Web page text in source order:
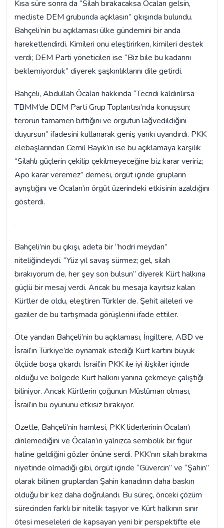
Kısa süre sonra da “Silah bırakacaksa Öcalan gelsin,
mecliste DEM grubunda açıklasın” çıkışında bulundu.
Bahçeli’nin bu açıklaması ülke gündemini bir anda
hareketlendirdi. Kimileri onu eleştirirken, kimileri destek
verdi; DEM Parti yöneticileri ise “Biz bile bu kadarını
beklemiyorduk” diyerek şaşkınlıklarını dile getirdi.
Bahçeli, Abdullah Öcalan hakkında “Tecridi kaldırılırsa
TBMM’de DEM Parti Grup Toplantısı’nda konuşsun;
terörün tamamen bittiğini ve örgütün lağvedildiğini
duyursun” ifadesini kullanarak geniş yankı uyandırdı. PKK
elebaşlarından Cemil Bayık’ın ise bu açıklamaya karşılık
“Silahlı güçlerin çekilip çekilmeyeceğine biz karar veririz;
Apo karar veremez” demesi, örgüt içinde grupların
ayrıştığını ve Öcalan’ın örgüt üzerindeki etkisinin azaldığını
gösterdi.
Bahçeli’nin bu çıkışı, adeta bir “hodri meydan”
niteliğindeydi. “Yüz yıl savaş sürmez; gel, silah
bırakıyorum de, her şey son bulsun” diyerek Kürt halkına
güçlü bir mesaj verdi. Ancak bu mesaja kayıtsız kalan
Kürtler de oldu, eleştiren Türkler de. Şehit aileleri ve
gaziler de bu tartışmada görüşlerini ifade ettiler.
Öte yandan Bahçeli’nin bu açıklaması, İngiltere, ABD ve
İsrail’in Türkiye’de oynamak istediği Kürt kartını büyük
ölçüde boşa çıkardı. İsrail’in PKK ile iyi ilişkiler içinde
olduğu ve bölgede Kürt halkını yanına çekmeye çalıştığı
biliniyor. Ancak Kürtlerin çoğunun Müslüman olması,
İsrail’in bu oyununu etkisiz bırakıyor.
Özetle, Bahçeli’nin hamlesi, PKK liderlerinin Öcalan’ı
dinlemediğini ve Öcalan’ın yalnızca sembolik bir figür
haline geldiğini gözler önüne serdi. PKK’nın silah bırakma
niyetinde olmadığı gibi, örgüt içinde “Güvercin” ve “Şahin”
olarak bilinen gruplardan Şahin kanadının daha baskın
olduğu bir kez daha doğrulandı. Bu süreç, önceki çözüm
sürecinden farklı bir nitelik taşıyor ve Kürt halkının sınır
ötesi meseleleri de kapsayan yeni bir perspektifte ele